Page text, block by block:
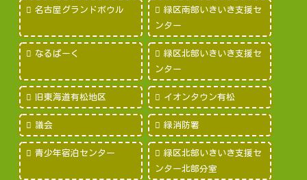
名古屋グランドボウル
緑区南部いきいき支援セ
ンター
なるぱーく
緑区北部いきいき支援セ
ンター
旧東海道有松地区 イオンタウン有松
議会 緑消防署
青少年宿泊センター
緑区北部いきいき支援セ
ンター北部分室